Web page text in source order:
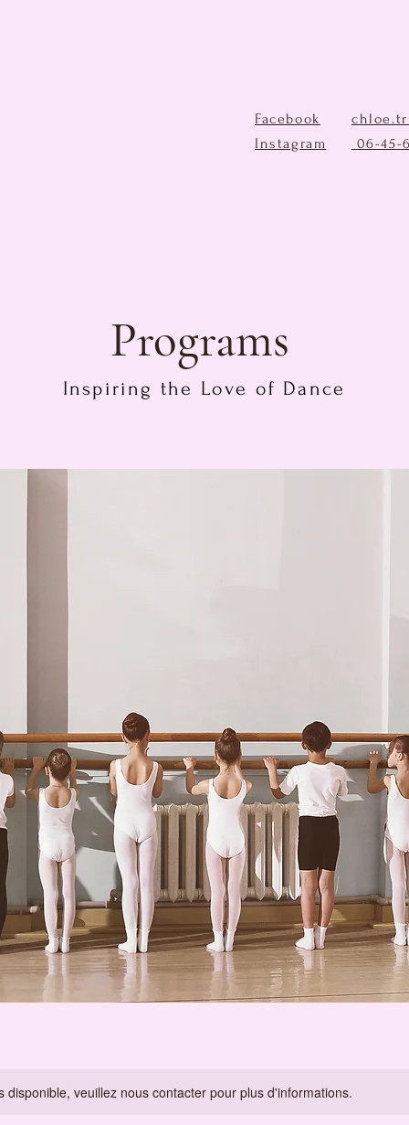
Facebook
Instagram
06-45-
Programs
Inspiring the Love of Dance
disponible, veuillez nous contacter pour plus d'informations.